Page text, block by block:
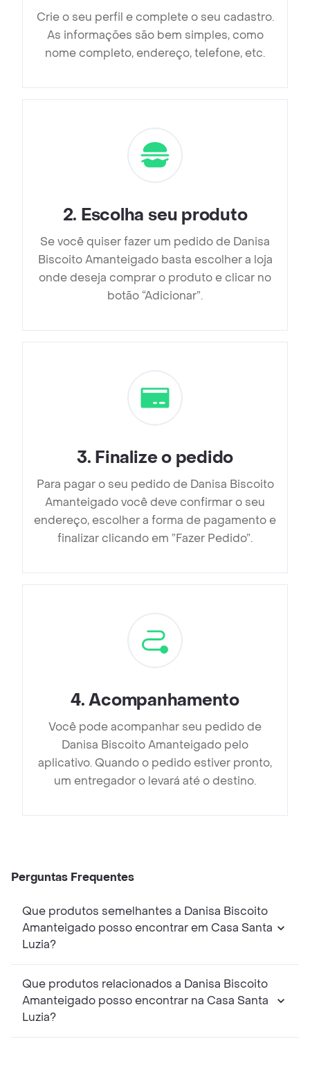
Crie o seu perfil e complete o seu cadastro.
As informações são bem simples, como
nome completo, endereço, telefone, etc.
2. Escolha seu produto
Se você quiser fazer um pedido de Danisa
Biscoito Amanteigado basta escolher a loja
onde deseja comprar o produto e clicar no
botão “Adicionar”.
3. Finalize o pedido
Para pagar o seu pedido de Danisa Biscoito
Amanteigado você deve confirmar o seu
endereço, escolher a forma de pagamento e
finalizar clicando em ”Fazer Pedido”.
4.Acompanhamento
Você pode acompanhar seu pedido de
Danisa Biscoito Amanteigado pelo
aplicativo. Quando o pedido estiver pronto,
um entregador o levará até o destino.
Perguntas Frequentes
Que produtos semelhantes a Danisa Biscoito
Amanteigado posso encontrar em Casa Santa
Luzia?
Que produtos relacionados a Danisa Biscoito
Amanteigado posso encontrar na Casa Santa
Luzia?